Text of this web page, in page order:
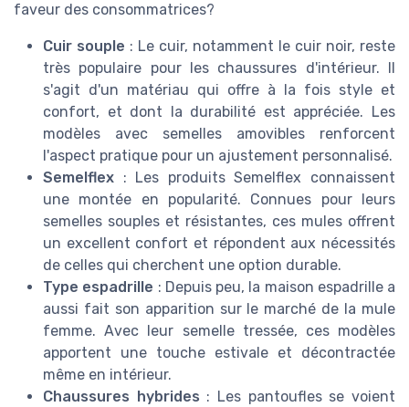
faveur des consommatrices?
Cuir souple : Le cuir, notamment le cuir noir, reste
très populaire pour les chaussures d'intérieur. Il
s'agit d'un matériau qui offre à la fois style et
confort, et dont la durabilité est appréciée. Les
modèles avec semelles amovibles renforcent
l'aspect pratique pour un ajustement personnalisé.
Semelflex : Les produits Semelflex connaissent
une montée en popularité. Connues pour leurs
semelles souples et résistantes, ces mules offrent
un excellent confort et répondent aux nécessités
de celles qui cherchent une option durable.
Type espadrille : Depuis peu, la maison espadrille a
aussi fait son apparition sur le marché de la mule
femme. Avec leur semelle tressée, ces modèles
apportent une touche estivale et décontractée
même en intérieur.
Chaussures hybrides : Les pantoufles se voient